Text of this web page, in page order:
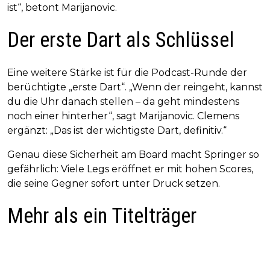
ist“, betont Marijanovic.
Der erste Dart als Schlüssel
Eine weitere Stärke ist für die Podcast-Runde der
berüchtigte „erste Dart“. „Wenn der reingeht, kannst
du die Uhr danach stellen – da geht mindestens
noch einer hinterher“, sagt Marijanovic. Clemens
ergänzt: „Das ist der wichtigste Dart, definitiv.“
Genau diese Sicherheit am Board macht Springer so
gefährlich: Viele Legs eröffnet er mit hohen Scores,
die seine Gegner sofort unter Druck setzen.
Mehr als ein Titelträger